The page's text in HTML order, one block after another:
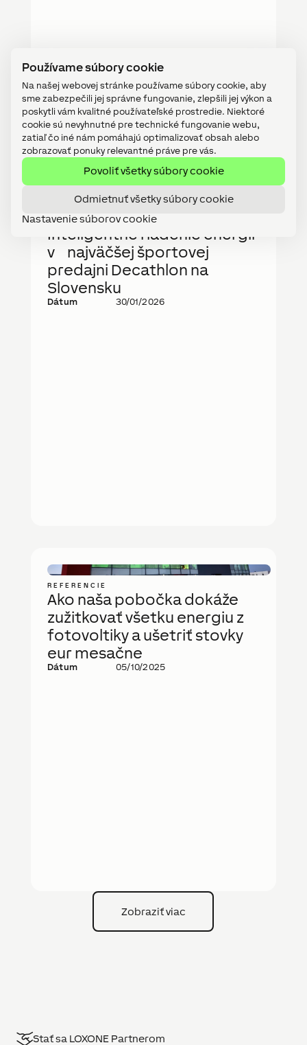
Používame súbory cookie
Na našej webovej stránke používame súbory cookie, aby
sme zabezpečili jej správne fungovanie, zlepšili jej výkon a
poskytli vám kvalitné používateľské prostredie. Niektoré
cookie sú nevyhnutné pre technické fungovanie webu,
zatiaľ čo iné nám pomáhajú optimalizovať obsah alebo
zobrazovať ponuky relevantné práve pre vás.
Povoliť všetky súbory cookie
Odmietnuť všetky súbory cookie
Nastavenie súborov cookie
REFERENCIE
Inteligentné riadenie energií
v najväčšej športovej
predajni Decathlon na
Slovensku
Dátum 30/01/2026
REFERENCIE
Ako naša pobočka dokáže
zužitkovať všetku energiu z
fotovoltiky a ušetriť stovky
eur mesačne
Dátum 05/10/2025
Zobraziť viac
Stať sa LOXONE Partnerom